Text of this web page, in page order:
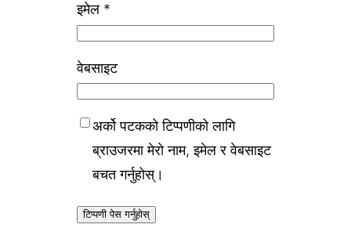
इमेल *
वेबसाइट
अर्को पटकको टिप्पणीको लागि
ब्राउजरमा मेरो नाम, इमेल र वेबसाइट
बचत गर्नुहोस्।